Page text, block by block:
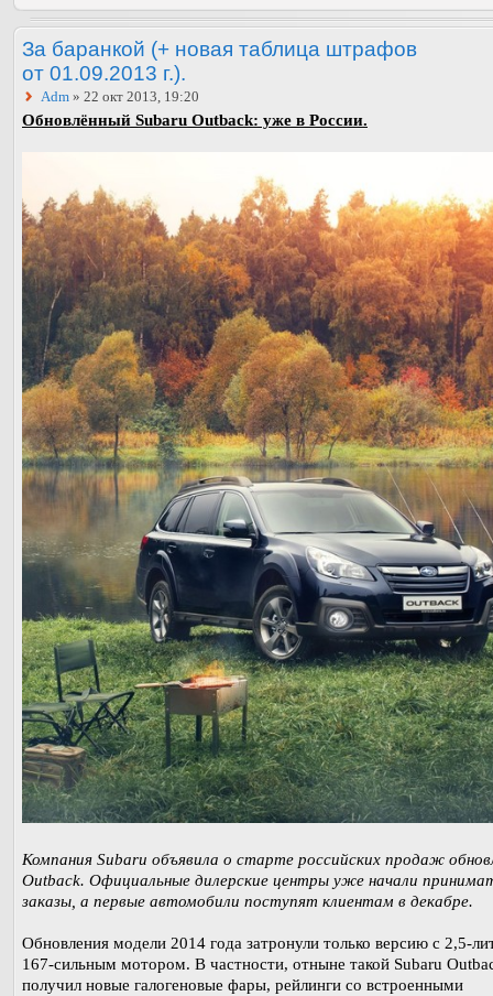
За баранкой (+ новая таблица штрафов
от 01.09.2013 г.).
Adm » 22 окт 2013, 19:20
Обновлённый Subaru Outback: уже в России.
Компания Subaru объявила о старте российских продаж
Outback. Официальные дилерские центры уже начали
заказы, а первые автомобили поступят клиентам в декабре.
Обновления модели 2014 года затронули только версию с 2,5-
167-сильным мотором. В частности, отныне такой Subaru
получил новые галогеновые фары, рейлинги со встроенными